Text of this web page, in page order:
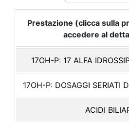
Prestazione (clicca sulla
accedere al
17OH-P: 17 ALFA
17OH-P: DOSAGGI SERIATI
ACIDI